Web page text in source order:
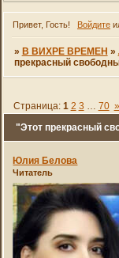
Привет, Гость! Войдите
» В ВИХРЕ ВРЕМЕН »
прекрасный
"Этот прекрасный
Страница: 1 2 3 … 70 »
Юлия Белова
Читатель